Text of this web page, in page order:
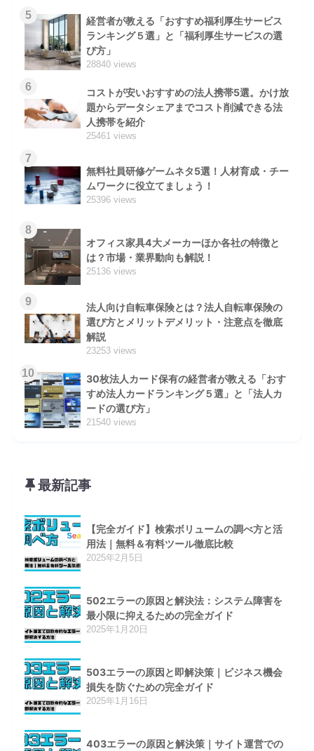
5
経営者が教える「おすすめ福利厚生サービス
ランキング５選」と「福利厚生サービスの選
び方」
28840 views
6
コストが安いおすすめの法人携帯5選。かけ放
題からデータシェアまでコスト削減できる法
人携帯を紹介
25461 views
7
無料社員研修ゲームネタ5選！人材育成・チー
ムワークに役立てましょう！
25396 views
8
オフィス家具4大メーカーほか各社の特徴と
は？市場・業界動向も解説！
25136 views
9
法人向け自転車保険とは？法人自転車保険の
選び方とメリットデメリット・注意点を徹底
解説
23253 views
10
30枚法人カード保有の経営者が教える「おす
すめ法人カードランキング５選」と「法人カ
ードの選び方」
21540 views
最新記事
【完全ガイド】検索ボリュームの調べ方と活
用法｜無料＆有料ツール徹底比較
2025年2月5日
502エラーの原因と解決法：システム障害を
最小限に抑えるための完全ガイド
2025年1月20日
503エラーの原因と即解決策｜ビジネス機会
損失を防ぐための完全ガイド
2025年1月16日
403エラーの原因と解決策｜サイト運営での